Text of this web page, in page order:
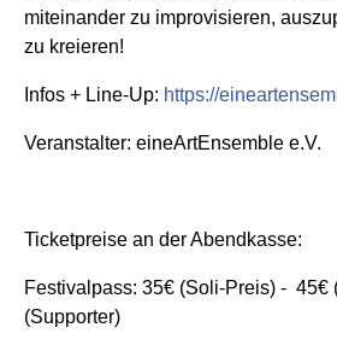
miteinander zu improvisieren,
zu kreieren!
Infos + Line-Up: https://
Veranstalter: eineArtEnsemble e.V.
Ticketpreise an der Abendkasse:
Festivalpass: 35€ (Soli-Preis) - 45€
(Supporter)